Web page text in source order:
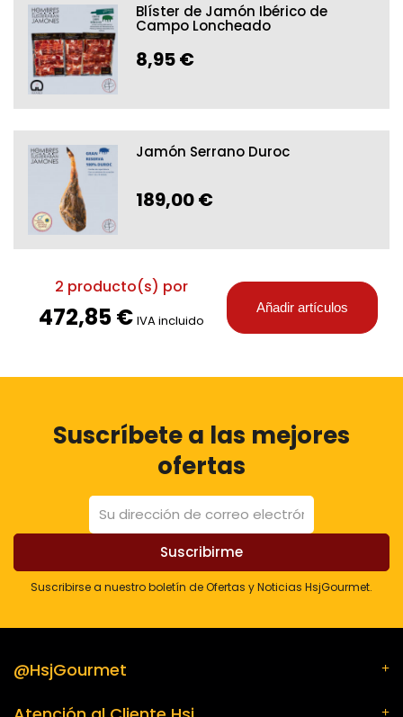
Blíster de Jamón Ibérico de
Campo Loncheado
8,95 €
Jamón Serrano Duroc
189,00 €
2 producto(s) por
472,85 € IVA incluido
Añadir artículos
Suscríbete a las mejores
ofertas
Suscribirse a nuestro boletín de Ofertas y Noticias HsjGourmet.
@HsjGourmet